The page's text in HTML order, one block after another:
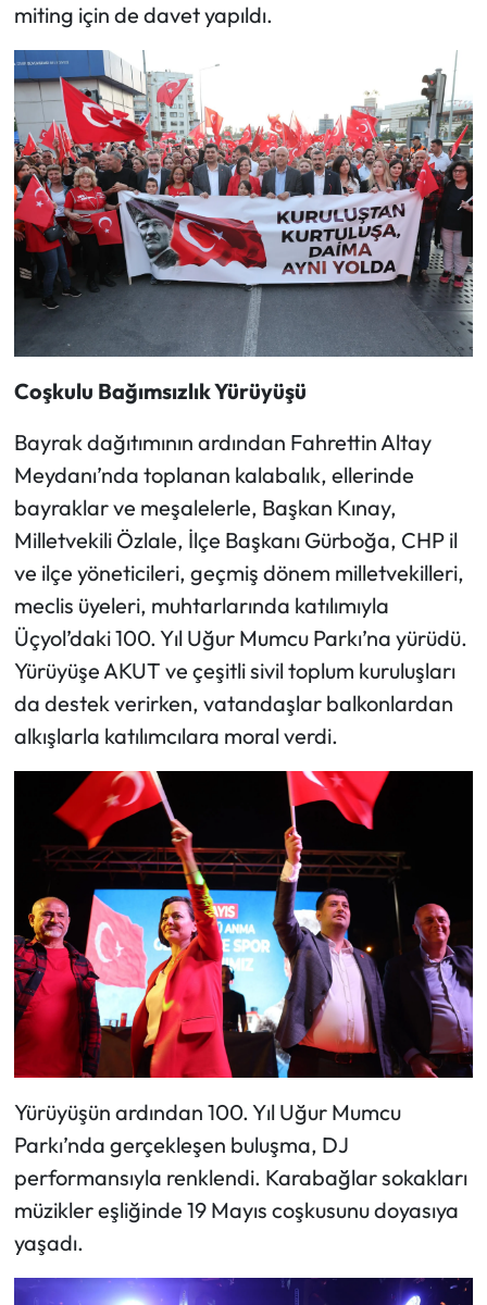
miting için de davet yapıldı.
Coşkulu Bağımsızlık Yürüyüşü
Bayrak dağıtımının ardından Fahrettin Altay
Meydanı’nda toplanan kalabalık, ellerinde
bayraklar ve meşalelerle, Başkan Kınay,
Milletvekili Özlale, İlçe Başkanı Gürboğa, CHP il
ve ilçe yöneticileri, geçmiş dönem milletvekilleri,
meclis üyeleri, muhtarlarında katılımıyla
Üçyol’daki 100. Yıl Uğur Mumcu Parkı’na yürüdü.
Yürüyüşe AKUT ve çeşitli sivil toplum kuruluşları
da destek verirken, vatandaşlar balkonlardan
alkışlarla katılımcılara moral verdi.
Yürüyüşün ardından 100. Yıl Uğur Mumcu
Parkı’nda gerçekleşen buluşma, DJ
performansıyla renklendi. Karabağlar sokakları
müzikler eşliğinde 19 Mayıs coşkusunu doyasıya
yaşadı.